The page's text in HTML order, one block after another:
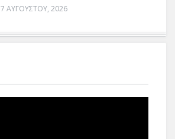
7 ΑΥΓΟΎΣΤΟΥ, 2026